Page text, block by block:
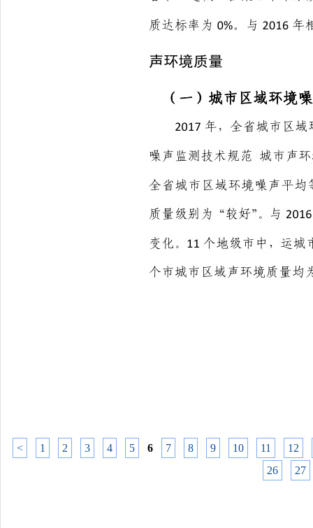
< 1 2 3 4 5 6 7 8 9 10 11
12
26
27